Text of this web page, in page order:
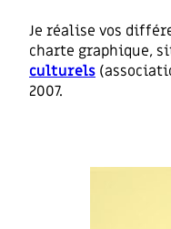
Je réalise vos
charte graphique,
culturels
2007.